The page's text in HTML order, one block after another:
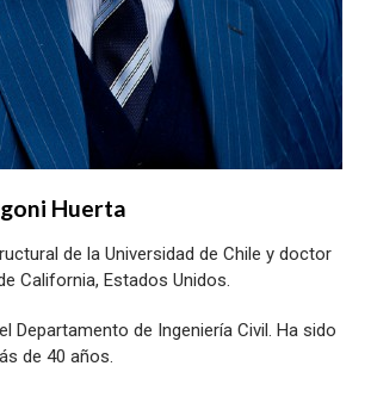
Huerta
de la Universidad de Chile y doctor
California, Estados Unidos.
Departamento de Ingeniería Civil. Ha sido
de 40 años.